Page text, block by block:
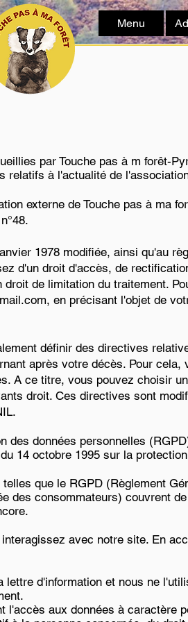
Menu
par Touche pas à m forêt-
relatifs à l'actualité de
externe de Touche pas à ma
1978 modifiée, ainsi qu'au
d'un droit d'accès, de
de limitation du traitement.
, en précisant l'objet de
définir des directives
après votre décès. Pour cela,
A ce titre, vous pouvez choisir
droit. Ces directives sont
des données personnelles
14 octobre 1995 sur la
que le RGPD (Règlement
des consommateurs) couvrent
avec notre site. En
d'information et nous ne
l'accès aux données à caractère